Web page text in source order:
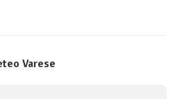
Varese